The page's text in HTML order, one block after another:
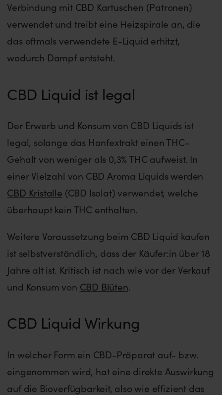
Verbindung mit CBD Kartuschen (Patronen)
verwendet und treibt eine Heizspirale an, die
das oftmals verwendete E-Liquid erhitzt,
wodurch Dampf entsteht.
CBD Liquid ist legal
Der Erwerb und Konsum von CBD Liquids ist
legal, solange das Hanfextrakt einen THC-
Gehalt von weniger als 0,3% THC aufweist. In
einer Vielzahl von CBD Aroma Liquids werden
CBD Kristalle (CBD Isolat) verwendet, welche
überhaupt kein THC enthalten.
Weitere Voraussetzung beim CBD Liquid kaufen
ist selbstverständlich, dass der Käufer:in über 18
Jahre alt ist. Kritisch ist nach wie vor der Verkauf
und Konsum von CBD Blüten.
CBD Liquid Wirkung
In welcher Form ein CBD-Präparat auf- bzw.
eingenommen wird, hat eine direkte Auswirkung
auf die Bioverfügbarkeit, also wie effizient das